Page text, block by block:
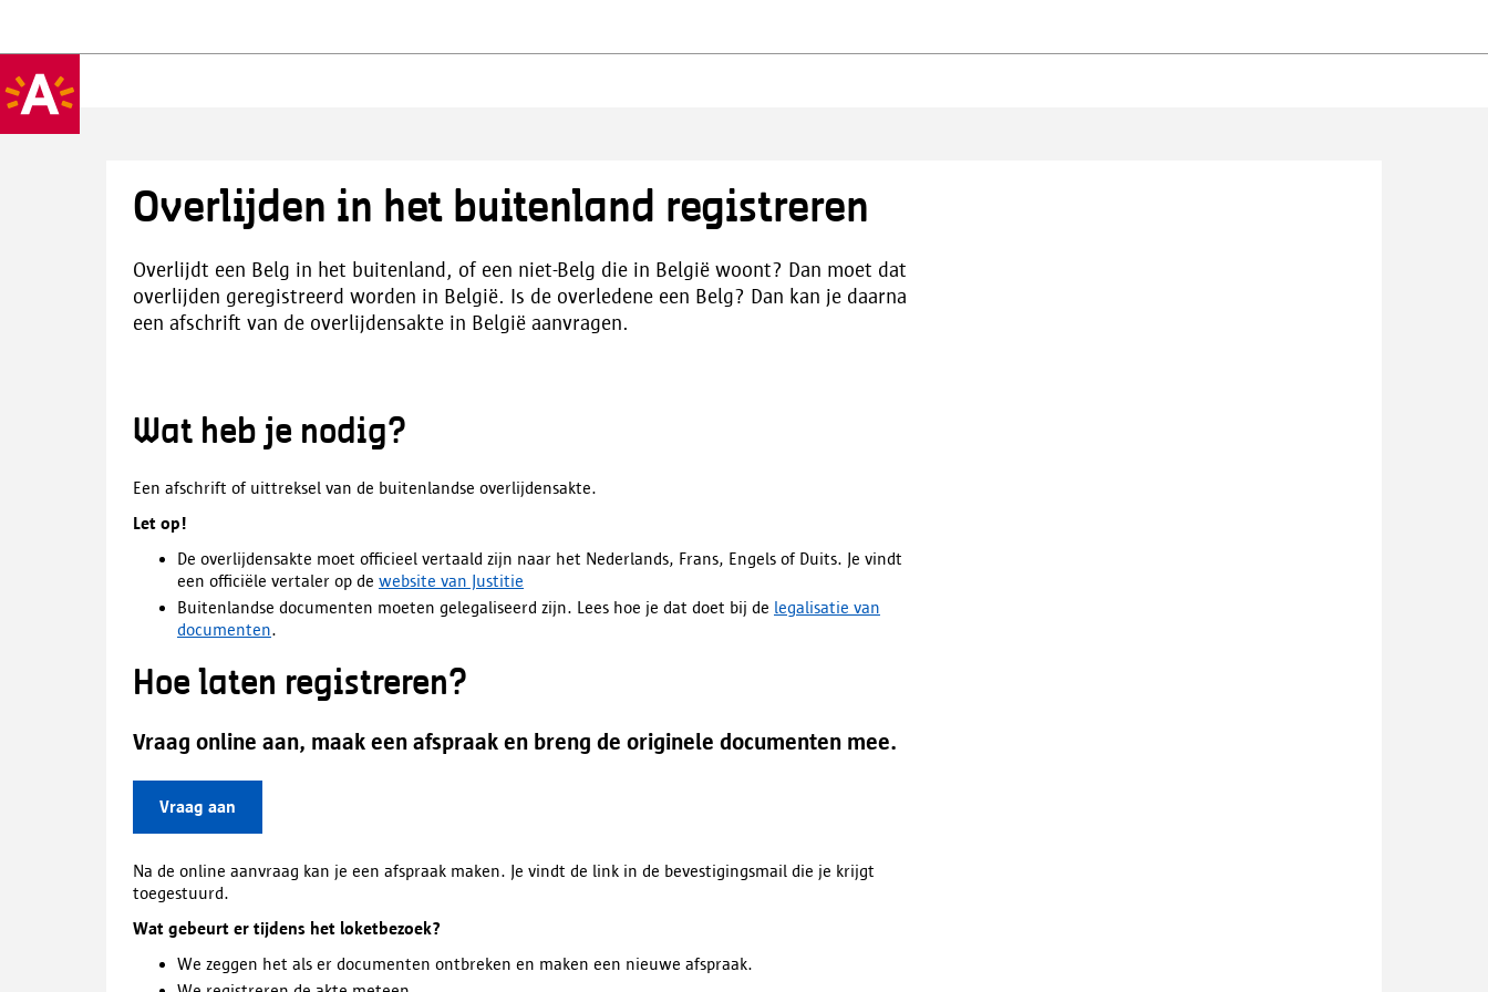
Overlijden in het buitenland registreren
Overlijdt een Belg in het buitenland, of een niet-Belg die in België woont? Dan moet dat
overlijden geregistreerd worden in België. Is de overledene een Belg? Dan kan je daarna
een afschrift van de overlijdensakte in België aanvragen.
Wat heb je nodig?
Een afschrift of uittreksel van de buitenlandse overlijdensakte.
Let op!
De overlijdensakte moet officieel vertaald zijn naar het Nederlands, Frans, Engels of Duits. Je vindt
een officiële vertaler op de website van Justitie
Buitenlandse documenten moeten gelegaliseerd zijn. Lees hoe je dat doet bij de legalisatie van
documenten.
Hoe laten registreren?
Vraag online aan, maak een afspraak en breng de originele documenten mee.
Vraag aan
Na de online aanvraag kan je een afspraak maken. Je vindt de link in de bevestigingsmail die je krijgt
toegestuurd.
Wat gebeurt er tijdens het loketbezoek?
We zeggen het als er documenten ontbreken en maken een nieuwe afspraak.